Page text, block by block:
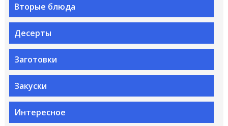
Вторые блюда
Десерты
Заготовки
Закуски
Интересное